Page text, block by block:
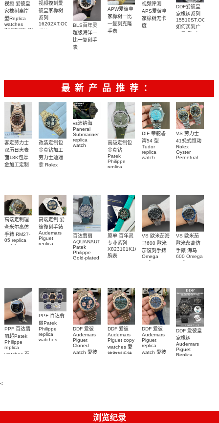
视频 爱彼皇
家橡树离岸
型Replica
watches
26405CE.OO.A030CA.01
视频複刻爱
彼皇家橡树
系列
16202XT.OO.1240XT.01
BLS百年灵
超级海洋一
比一复刻手
表
APW爱彼皇
家橡树一比
一复刻克隆
手表
视频评测
APS爱彼皇
家橡树无卡
度
26240OR.OO.1320OR.05
DDF爱彼皇
家橡树系列
如何买到广
最新产品推荐：
客定劳力士
双历日志表
面18K包厚
金加工定制
watch
改装定制包
金真钻加工
劳力士迪通
拿 Rolex
diamonds
m126508-
0003腕表
vs沛纳海
Panerai
Submariner
replica
watch
高级定制包
金真钻
Patek
Philippe
replica
011復刻手錶
腕表
DIF 帝舵碧
湾54 型
Tudor
replica
watch
VS 劳力士
41蚝式恒动
Rolex
Oyster
Perpetual
高端定制理
查米尔高仿
手錶 RM27-
05 replica
watch
高端定制 爱
彼復刻手錶
Audemars
Piguet
replica
26579CB.OO.1225CB.01
百达翡丽
AQUANAUT
Patek
Philippe
Gold-plated
001包金真
钻 腕表
原单 百年灵
专业系列
X823101K1C1S1
腕表
VS 欧米茄海
马600 歐米
茄復刻手錶
Omega
replica
VS 欧米茄
歐米茄高仿
手錶 海马
600 Omega
replica
PPF 百达翡
丽超Patek
Philippe
replica
watches 百
PPF 百达翡
丽Patek
Philippe
replica
watches
DDF 爱彼
Audemars
Piguet
Cloned
watch 愛彼
DDF 爱彼
Audemars
Piguet copy
watches 愛
彼復刻手錶
DDF 爱彼
Audemars
Piguet
replica
watch 愛彼
DDF 爱彼皇
家橡树
Audemars
Piguet
Replica
<
浏览纪录